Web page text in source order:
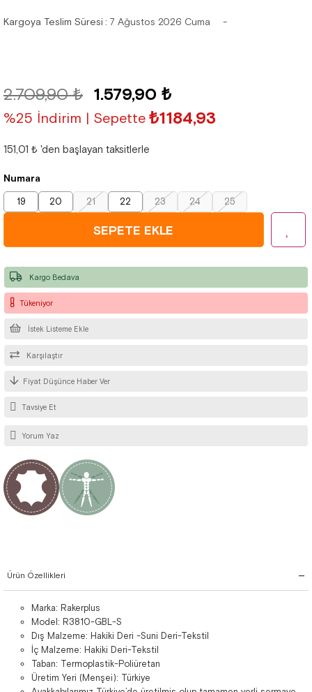
Kargoya Teslim Süresi : 7 Ağustos 2026 Cuma
2.709,90 ₺ 1.579,90 ₺
%25 İndirim | Sepette ₺1184,93
151,01 ₺ 'den başlayan taksitlerle
Numara
19 20 21 22 23 24 25
Tükeniyor
İstek Listeme Ekle
Karşılaştır
Fiyat Düşünce Haber Ver
Kargo Bedava
Tavsiye Et
Yorum Yaz
Ürün Özellikleri
Marka: Rakerplus
Model: R3810-GBL-S
Dış Malzeme: Hakiki Deri -Suni Deri-Tekstil
İç Malzeme: Hakiki Deri-Tekstil
Taban: Termoplastik-Poliüretan
Üretim Yeri (Menşei): Türkiye